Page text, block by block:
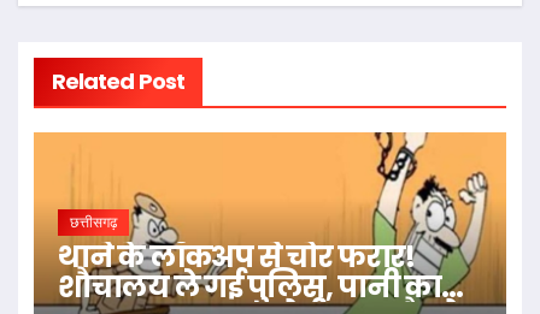
Related Post
छत्तीसगढ़
थाने के लॉकअप से चोर फरार!
शौचालय ले गई पुलिस, पानी का